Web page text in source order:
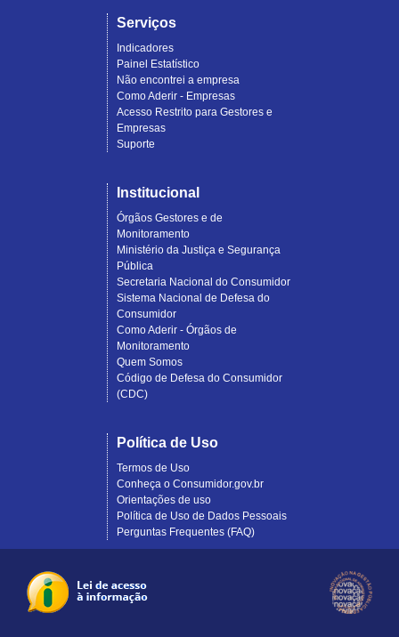
Serviços
Indicadores
Painel Estatístico
Não encontrei a empresa
Como Aderir - Empresas
Acesso Restrito para Gestores e
Empresas
Suporte
Institucional
Órgãos Gestores e de
Monitoramento
Ministério da Justiça e Segurança
Pública
Secretaria Nacional do Consumidor
Sistema Nacional de Defesa do
Consumidor
Como Aderir - Órgãos de
Monitoramento
Quem Somos
Código de Defesa do Consumidor
(CDC)
Política de Uso
Termos de Uso
Conheça o Consumidor.gov.br
Orientações de uso
Política de Uso de Dados Pessoais
Perguntas Frequentes (FAQ)